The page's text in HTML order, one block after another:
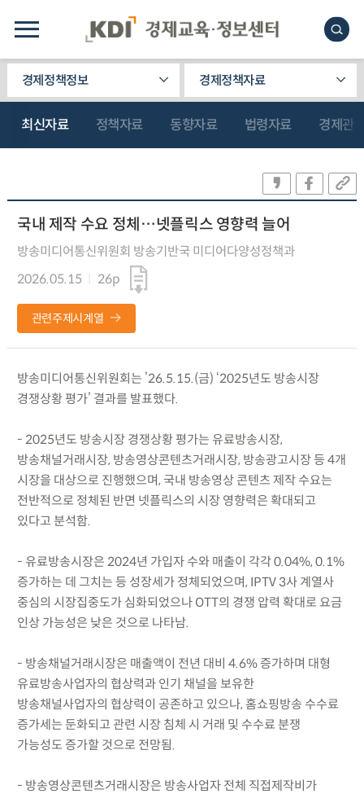
경제정책정보 경제정책자료
최신자료 정책자료 동향자료 법령자료 경제관
국내 제작 수요 정체…넷플릭스 영향력 늘어
방송미디어통신위원회 방송기반국 미디어다양성정책과
2026.05.15
26p
관련주제시계열
방송미디어통신위원회는 ’26.5.15.(금) ‘2025년도 방송시장
경쟁상황 평가’ 결과를 발표했다.
- 2025년도 방송시장 경쟁상황 평가는 유료방송시장,
방송채널거래시장, 방송영상콘텐츠거래시장, 방송광고시장 등 4개
시장을 대상으로 진행했으며, 국내 방송영상 콘텐츠 제작 수요는
전반적으로 정체된 반면 넷플릭스의 시장 영향력은 확대되고
있다고 분석함.
- 유료방송시장은 2024년 가입자 수와 매출이 각각 0.04%, 0.1%
증가하는 데 그치는 등 성장세가 정체되었으며, IPTV 3사 계열사
중심의 시장집중도가 심화되었으나 OTT의 경쟁 압력 확대로 요금
인상 가능성은 낮은 것으로 나타남.
- 방송채널거래시장은 매출액이 전년 대비 4.6% 증가하며 대형
유료방송사업자의 협상력과 인기 채널을 보유한
방송채널사업자의 협상력이 공존하고 있으나, 홈쇼핑방송 수수료
증가세는 둔화되고 관련 시장 침체 시 거래 및 수수료 분쟁
가능성도 증가할 것으로 전망됨.
- 방송영상콘텐츠거래시장은 방송사업자 전체 직접제작비가